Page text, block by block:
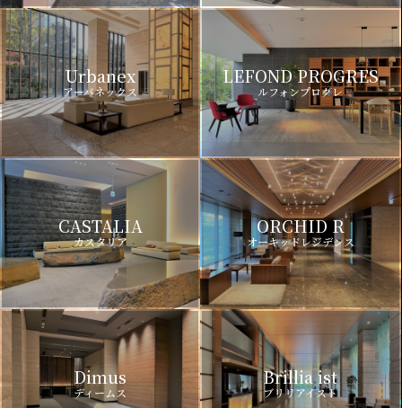
Urbanex
アーバネックス
LEFOND PROGRES
ルフォンプログレ
CASTALIA
カスタリア
ORCHID R
オーキッドレジデンス
Dimus
ディームス
Brillia ist
ブリリアイスト